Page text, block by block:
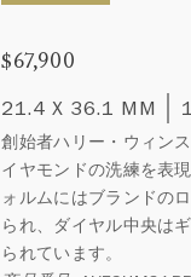
$67,900
21.4 X 36.1 MM
創始者ハリー・ウィン
イヤモンドの洗練を表
ォルムにはブランドの
られ、ダイヤル中央は
られています。